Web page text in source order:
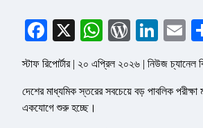
Facebook
X WhatsApp
স্টাফ রিপোর্টার | ২০ এপ্রিল ২০২৬ | নিউজ চ্যানেল
দেশের মাধ্যমিক স্তরের সবচেয়ে বড় পাবলিক
একযোগে শুরু হচ্ছে।